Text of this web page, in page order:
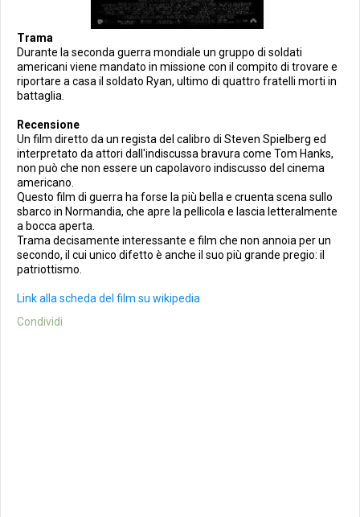
Trama
Durante la seconda guerra mondiale un gruppo di soldati
americani viene mandato in missione con il compito di trovare e
riportare a casa il soldato Ryan, ultimo di quattro fratelli morti in
battaglia.
Recensione
Un film diretto da un regista del calibro di Steven Spielberg ed
interpretato da attori dall'indiscussa bravura come Tom Hanks,
non può che non essere un capolavoro indiscusso del cinema
americano.
Questo film di guerra ha forse la più bella e cruenta scena sullo
sbarco in Normandia, che apre la pellicola e lascia letteralmente
a bocca aperta.
Trama decisamente interessante e film che non annoia per un
secondo, il cui unico difetto è anche il suo più grande pregio: il
patriottismo.
Link alla scheda del film su wikipedia
Condividi